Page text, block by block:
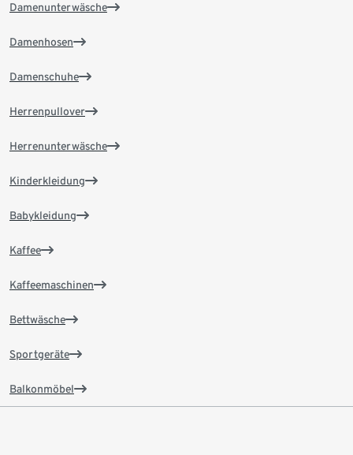
Damenunterwäsche
Damenhosen
Damenschuhe
Herrenpullover
Herrenunterwäsche
Kinderkleidung
Babykleidung
Kaffee
Kaffeemaschinen
Bettwäsche
Sportgeräte
Balkonmöbel